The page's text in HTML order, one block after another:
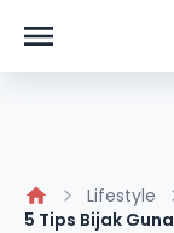
Lifestyle
5 Tips Bijak